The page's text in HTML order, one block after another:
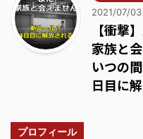
2021/07/03
【衝撃
家族と
いつの
日目に解
プロフィール